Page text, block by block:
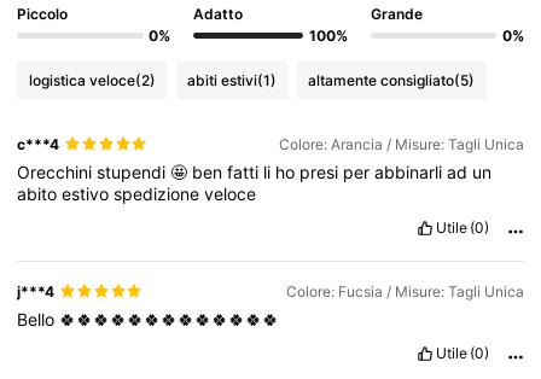
27K Follower
4.85 27K Follower
4.85 27K Follower
Piccolo
0%
Adatto
100%
Grande
0%
logistica veloce(2) abiti estivi(1) altamente consigliato(5)
c***4 Colore: Arancia / Misure: Tagli Unica
Orecchinistupendi🤩 benfatti li ho presi perabbinarliad un
abitoestivospedizioneveloce
Utile (0)
j***4 Colore: Fucsia / Misure: Tagli Unica
Bello 🍀🍀🍀🍀🍀🍀🍀🍀🍀🍀🍀🍀🍀
Utile (0)